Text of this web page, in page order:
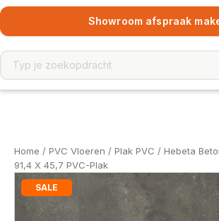
Showroom afspraak
Home / PVC Vloeren / Plak PVC / Hebeta
91,4 X 45,7 PVC-Plak
SALE